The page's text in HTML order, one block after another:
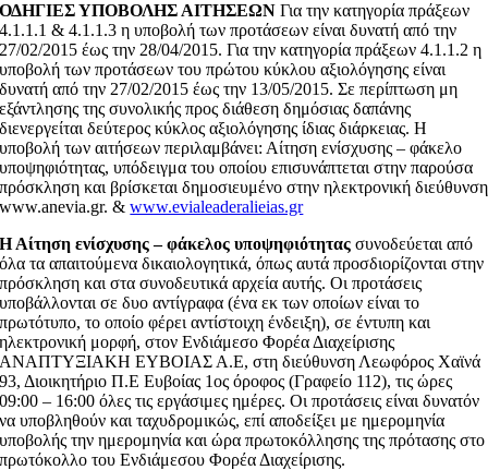
ΟΔΗΓΙΕΣ ΥΠΟΒΟΛΗΣ ΑΙΤΗΣΕΩΝ Για την κατηγορία πράξεων
4.1.1.1 & 4.1.1.3 η υποβολή των προτάσεων είναι δυνατή από την
27/02/2015 έως την 28/04/2015. Για την κατηγορία πράξεων 4.1.1.2 η
υποβολή των προτάσεων του πρώτου κύκλου αξιολόγησης είναι
δυνατή από την 27/02/2015 έως την 13/05/2015. Σε περίπτωση μη
εξάντλησης της συνολικής προς διάθεση δημόσιας δαπάνης
διενεργείται δεύτερος κύκλος αξιολόγησης ίδιας διάρκειας. Η
υποβολή των αιτήσεων περιλαμβάνει: Αίτηση ενίσχυσης – φάκελο
υποψηφιότητας, υπόδειγμα του οποίου επισυνάπτεται στην παρούσα
πρόσκληση και βρίσκεται δημοσιευμένο στην ηλεκτρονική διεύθυνση
www.anevia.gr. &www.evialeaderalieias.gr
Η Αίτηση ενίσχυσης – φάκελος υποψηφιότητας συνοδεύεται από
όλα τα απαιτούμενα δικαιολογητικά, όπως αυτά προσδιορίζονται στην
πρόσκληση και στα συνοδευτικά αρχεία αυτής. Οι προτάσεις
υποβάλλονται σε δυο αντίγραφα (ένα εκ των οποίων είναι το
πρωτότυπο, το οποίο φέρει αντίστοιχη ένδειξη), σε έντυπη και
ηλεκτρονική μορφή, στον Ενδιάμεσο Φορέα Διαχείρισης
ΑΝΑΠΤΥΞΙΑΚΗ ΕΥΒΟΙΑΣ Α.Ε, στη διεύθυνση Λεωφόρος Χαϊνά
93, Διοικητήριο Π.Ε Ευβοίας 1ος όροφος (Γραφείο 112), τις ώρες
09:00 – 16:00 όλες τις εργάσιμες ημέρες. Οι προτάσεις είναι δυνατόν
να υποβληθούν και ταχυδρομικώς, επί αποδείξει με ημερομηνία
υποβολής την ημερομηνία και ώρα πρωτοκόλλησης της πρότασης στο
πρωτόκολλο του Ενδιάμεσου Φορέα Διαχείρισης.